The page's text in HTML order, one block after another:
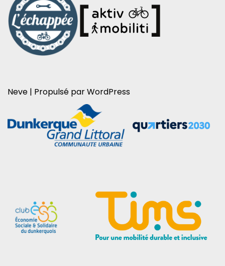
Neve | Propulsé parWordPress